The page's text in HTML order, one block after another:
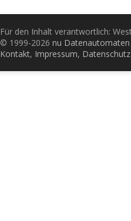
Für den Inhalt verantwortlich:
© 1999-2026 nu
Kontakt, Impressum, Datenschutz